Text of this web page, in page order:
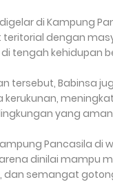
di Kampung
dengan
tengah kehidupan
tersebut, Babinsa
kerukunan,
yang
Pancasila
dinilai mampu
dan semangat